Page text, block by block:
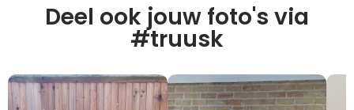
Deel ook jouw foto's via
#truusk